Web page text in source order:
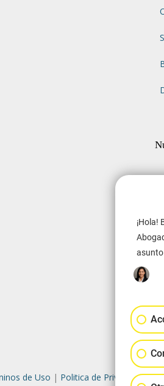
de Uso | Politica de Privacidad|
¡Hola!